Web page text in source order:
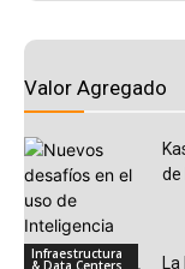
Valor Agregado
de
Infraestructura